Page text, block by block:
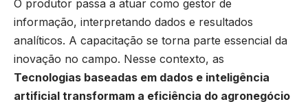
O produtor passa a atuar como gestor de
informação, interpretando dados e resultados
analíticos. A capacitação se torna parte essencial da
inovação no campo. Nesse contexto, as
Tecnologias baseadas em dados e inteligência
artificial transformam a eficiência do agronegócio